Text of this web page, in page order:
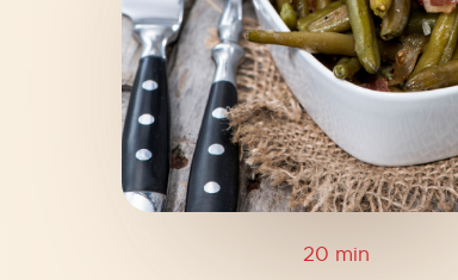
20 min